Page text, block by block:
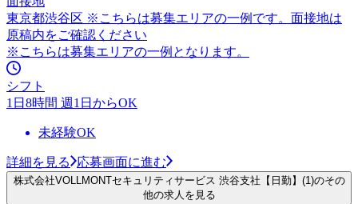
東京都渋谷区 ※こちらは募集エリアの一例です。面接地は
原稿内をご確認ください
※こちらは募集エリアの一例となります。
シフト
1日8時間 週1日からOK
未経験OK
詳細を見る 応募画面に進む
株式会社VOLLMONTセキュリティサービス 渋谷支社【日勤】(1)のその
他の求人を見る